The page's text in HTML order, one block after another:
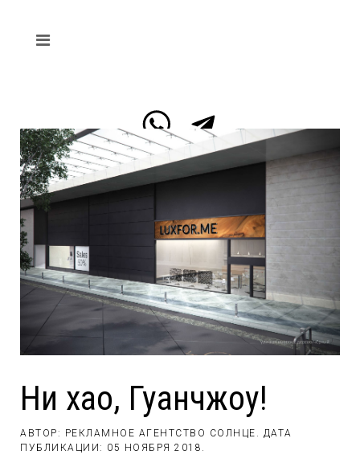
Ни хао, Гуанчжоу!
АВТОР: РЕКЛАМНОЕ АГЕНТСТВО СОЛНЦЕ. ДАТА
ПУБЛИКАЦИИ: 05 НОЯБРЯ 2018